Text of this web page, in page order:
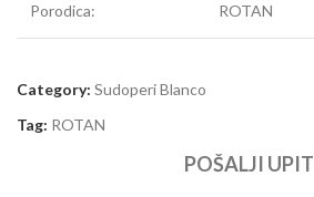
Porodica: ROTAN
Category: Sudoperi Blanco
Tag: ROTAN
POŠALJI UPIT